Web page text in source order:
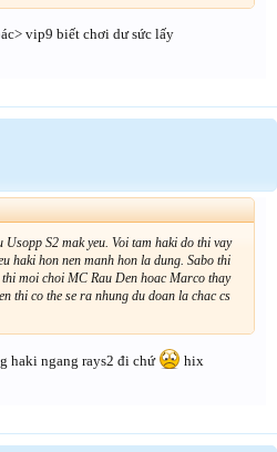
vip9 biết chơi dư sức lấy
S2 mak yeu. Voi tam haki do thi vay
haki hon nen manh hon la dung. Sabo thi
moi choi MC Rau Den hoac Marco thay
thi co the se ra nhung du doan la chac cs
haki ngang rays2 đi chứ hix